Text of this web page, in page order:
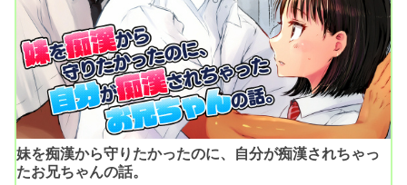
妹を痴漢から守りたかったのに、自分が痴漢されちゃっ
たお兄ちゃんの話。